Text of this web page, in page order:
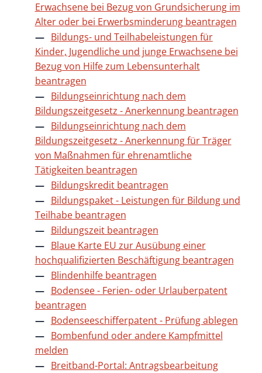
Erwachsene bei Bezug von Grundsicherung im
Alter oder bei Erwerbsminderung beantragen
Bildungs- und Teilhabeleistungen für
Kinder, Jugendliche und junge Erwachsene bei
Bezug von Hilfe zum Lebensunterhalt
beantragen
Bildungseinrichtung nach dem
Bildungszeitgesetz - Anerkennung beantragen
Bildungseinrichtung nach dem
Bildungszeitgesetz - Anerkennung für Träger
von Maßnahmen für ehrenamtliche
Tätigkeiten beantragen
Bildungskredit beantragen
Bildungspaket - Leistungen für Bildung und
Teilhabe beantragen
Bildungszeit beantragen
Blaue Karte EU zur Ausübung einer
hochqualifizierten Beschäftigung beantragen
Blindenhilfe beantragen
Bodensee - Ferien- oder Urlauberpatent
beantragen
Bodenseeschifferpatent - Prüfung ablegen
Bombenfund oder andere Kampfmittel
melden
Breitband-Portal: Antragsbearbeitung